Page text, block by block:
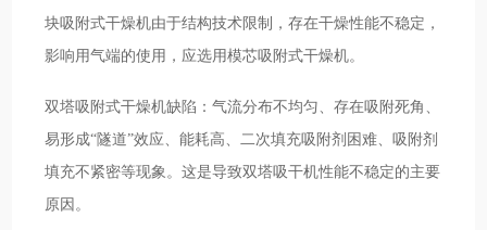
块吸附式干燥机由于结构技术限制，存在干燥性能不稳定，
影响用气端的使用，应选用模芯吸附式干燥机。
双塔吸附式干燥机缺陷：气流分布不均匀、存在吸附死角、
易形成“隧道”效应、能耗高、二次填充吸附剂困难、吸附剂
填充不紧密等现象。这是导致双塔吸干机性能不稳定的主要
原因。